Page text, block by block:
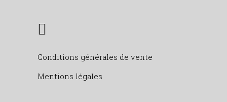
Conditions générales de vente
Mentions légales